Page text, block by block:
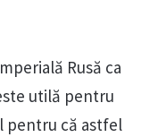
Rusă ca
utilă pentru
pentru că astfel